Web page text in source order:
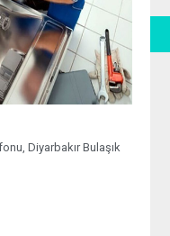
, Diyarbakır Bulaşık